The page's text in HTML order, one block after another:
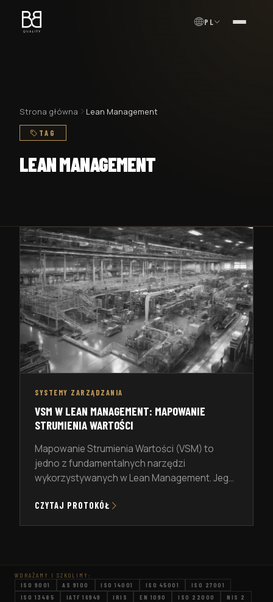
PL MENU
Strona główna Lean Management
TAG
LEAN MANAGEMENT
SYSTEMY ZARZĄDZANIA
VSM W LEAN MANAGEMENT: MAPOWANIE
STRUMIENIA WARTOŚCI
Mapowanie Strumienia Wartości (VSM) to
jedno z fundamentalnych narzędzi
wykorzystywanych w Lean Management. Jego
wszystkich procesów w firmie – zarówno tych
działania, ale także znacząco poprawić
efektywność procesów, skracając czas, w […]
CZYTAJ PROTOKÓŁ
WDRAŻAMY I SZKOLIMY:
ISO 9001
AS 9100 ISO 14001 ISO 45001
ISO 27001
ISO 13485
IATF 16949 IRIS EN 1090 ISO 22000 NIS 2